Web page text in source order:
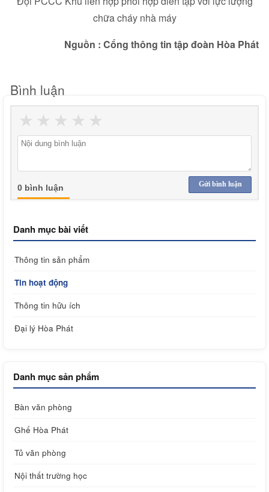
chữa cháy nhà máy
Nguồn : Cổng thông tin tập đoàn Hòa Phát
Bình luận
★
★
★
★
★
Gửi bình luận
0 bình luận
Danh mục bài viết
Thông tin sản phẩm
Tin hoạt động
Thông tin hữu ích
Đại lý Hòa Phát
Danh mục sản phẩm
Bàn văn phòng
Ghế Hòa Phát
Tủ văn phòng
Nội thất trường học